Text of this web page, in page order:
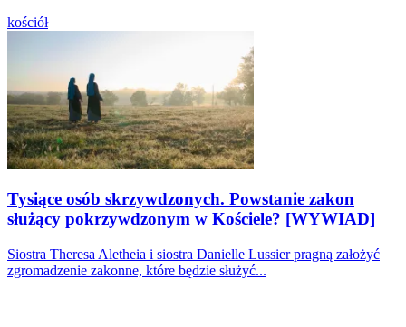
kościół
Tysiące osób skrzywdzonych. Powstanie zakon
służący pokrzywdzonym w Kościele? [WYWIAD]
Siostra Theresa Aletheia i siostra Danielle Lussier pragną założyć
zgromadzenie zakonne, które będzie służyć...